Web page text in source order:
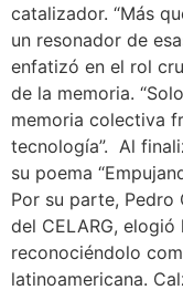
catalizador. “Más
un resonador de
enfatizó en el rol
de la memoria.
memoria colectiva
tecnología”. Al
su poema
Por su parte,
del CELARG,
reconociéndolo
latinoamericana.